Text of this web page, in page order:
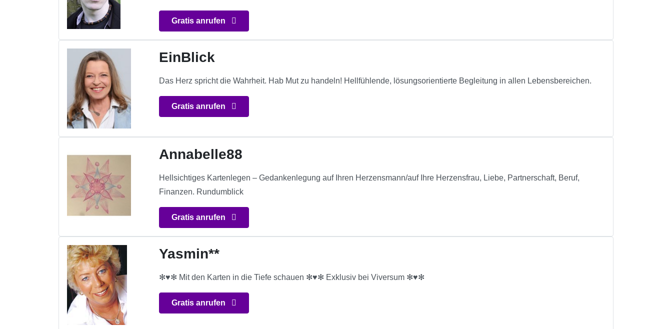
Gratis anrufen
EinBlick
Das Herz spricht die Wahrheit. Hab Mut zu handeln! Hellfühlende, lösungsorientierte Begleitung in allen Lebensbereichen.
Gratis anrufen
Annabelle88
Hellsichtiges Kartenlegen – Gedankenlegung auf Ihren Herzensmann/auf Ihre Herzensfrau, Liebe, Partnerschaft, Beruf,
Finanzen. Rundumblick
Gratis anrufen
Yasmin**
✻♥✻ Mit den Karten in die Tiefe schauen ✻♥✻ Exklusiv bei Viversum ✻♥✻
Gratis anrufen